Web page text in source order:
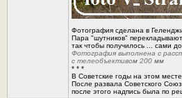
Фотография сделана в
Пара "шутников"
так чтобы получилось ... сами
Фотография выполнена с
c телеобъективом 200 мм
* * *
В Советские годы на этом
После развала Советского
после этого надпись была по